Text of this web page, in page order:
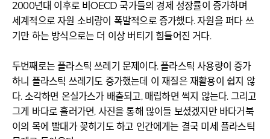
2000년대 이후로 비OECD 국가들의 경제 성장률이 증가하며
세계적으로 자원 소비량이 폭발적으로 증가했다. 자원을 퍼다 쓰
기만 하는 방식으로는 더 이상 버티기 힘들어진 거다.
두번째로는 플라스틱 쓰레기 문제이다. 플라스틱 사용량이 증가
하니 플라스틱 쓰레기도 증가했는데 이 재질은 재활용이 쉽지 않
다. 소각하면 온실가스가 배출되고, 매립하면 썩지 않는다. 그리고
그게 바다로 흘러가면, 사진을 통해 많이들 보셨겠지만 바다거북
이의 목에 빨대가 꽂히기도 하고 인간에게는 결국 미세 플라스틱